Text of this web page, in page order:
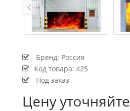
Бренд: Россия
Код товара: 425
Под заказ
Цену уточняйте